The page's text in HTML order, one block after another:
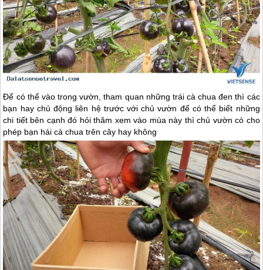
Để có thể vào trong vườn, tham quan những trái cà chua đen thì các
bạn hay chủ động liên hệ trước với chủ vườn để có thể biết những
chi tiết bên cạnh đó hỏi thăm xem vào mùa này thì chủ vườn có cho
phép bạn hái cà chua trên cây hay không